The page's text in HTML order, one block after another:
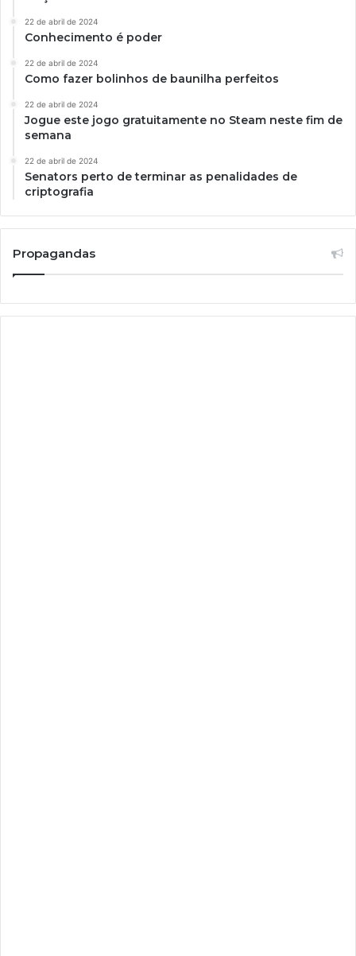
22 de abril de 2024
Conhecimento é poder
22 de abril de 2024
Como fazer bolinhos de baunilha perfeitos
22 de abril de 2024
Jogue este jogo gratuitamente no Steam neste fim de
semana
22 de abril de 2024
Senators perto de terminar as penalidades de
criptografia
Propagandas